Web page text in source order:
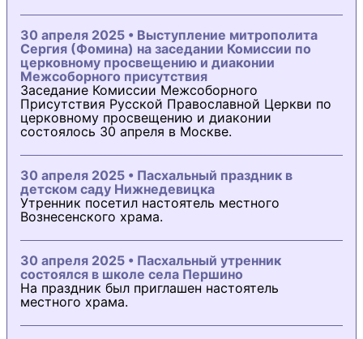
30 апреля 2025 • Выступление митрополита
Сергия (Фомина) на заседании Комиссии по
церковному просвещению и диаконии
Межсоборного присутствия
Заседание Комиссии Межсоборного
Присутствия Русской Православной Церкви по
церковному просвещению и диаконии
состоялось 30 апреля в Москве.
30 апреля 2025 • Пасхальный праздник в
детском саду Нижнедевицка
Утренник посетил настоятель местного
Вознесенского храма.
30 апреля 2025 • Пасхальный утренник
состоялся в школе села Першино
На праздник был приглашен настоятель
местного храма.